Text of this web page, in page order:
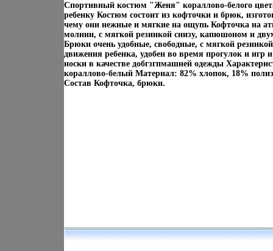
Спортивный костюм "Женя" кораллово-белого
ребенку Костюм состоит из кофточки и брюк,
чему они нежные и мягкие на ощупь Кофточка на
молнии, с мягкой резинкой снизу, капюшоном и
Брюки очень удобные, свободные, с мягкой
движения ребенка, удобен во время прогулок и игр
носки в качестве добгзгпмашней одежды
кораллово-белый Материал: 82% хлопок, 18%
Состав Кофточка, брюки.